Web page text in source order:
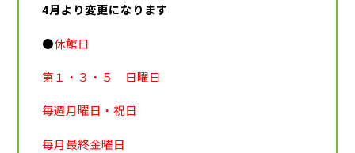
4月より変更になります
●休館日
第１・３・５ 日曜日
毎週月曜日・祝日
毎月最終金曜日